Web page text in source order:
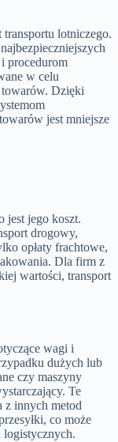
lotniczego.
procedurom
w celu
Dzięki
jest mniejsze
jest jego koszt.
drogowy,
opłaty frachtowe,
Dla firm z
wartości, transport
wagi i
dużych lub
czy maszyny
Te
z innych metod
co może